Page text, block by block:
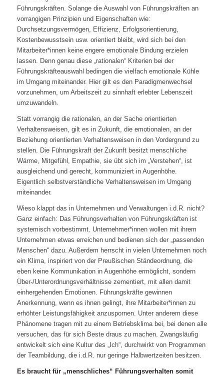
Führungskräften. Solange die Auswahl von Führungskräften an
vorrangigen Prinzipien und Eigenschaften wie:
Durchsetzungsvermögen, Effizienz, Erfolgsorientierung,
Kostenbewusstsein usw. orientiert bleibt, wird sich bei den
Mitarbeiter*innen keine engere emotionale Bindung erzielen
lassen. Denn genau diese „rationalen“ Kriterien bei der
Führungskräfteauswahl bedingen die vielfach emotionale Kühle
im Umgang miteinander. Hier gilt es den Paradigmenwechsel
vorzunehmen, um Arbeitszeit zu sinnhaft erlebter Lebenszeit
umzuwandeln.
Statt vorrangig die rationalen, an der Sache orientierten
Verhaltensweisen, gilt es in Zukunft, die emotionalen, an der
Beziehung orientierten Verhaltensweisen in den Vordergrund zu
stellen. Die Führungskraft der Zukunft besitzt menschliche
Wärme, Mitgefühl, Empathie, sie übt sich im „Verstehen“, ist
ausgleichend und gerecht, kommuniziert in Augenhöhe.
Eigentlich selbstverständliche Verhaltensweisen im Umgang
miteinander.
Wieso klappt das in Unternehmen und Verwaltungen i.d.R. nicht?
Ganz einfach: Das Führungsverhalten von Führungskräften ist
systemisch vorbestimmt. Unternehmer*innen wollen mit ihrem
Unternehmen etwas erreichen und bedienen sich der „passenden
Menschen“ dazu. Außerdem herrscht in vielen Unternehmen noch
ein Klima, inspiriert von der Preußischen Ständeordnung, die
eben keine Kommunikation in Augenhöhe ermöglicht, sondern
Über-/Unterordnungsverhältnisse zementiert, mit allen damit
einhergehenden Emotionen. Führungskräfte gewinnen
Anerkennung, wenn es ihnen gelingt, ihre Mitarbeiter*innen zu
erhöhter Leistungsfähigkeit anzuspornen. Unter anderem diese
Phänomene tragen mit zu einem Betriebsklima bei, bei denen alle
versuchen, das für sich Beste draus zu machen. Zwangsläufig
entwickelt sich eine Kultur des „Ich“, durchwirkt von Programmen
der Teambildung, die i.d.R. nur geringe Halbwertzeiten besitzen.
Es braucht für „menschliches“ Führungsverhalten somit